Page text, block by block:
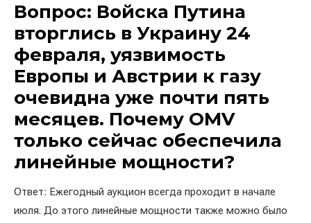
Вопрос: Войска Путина
вторглись в Украину 24
февраля, уязвимость
Европы и Австрии к газу
очевидна уже почти пять
месяцев. Почему OMV
только сейчас обеспечила
линейные мощности?
Ответ: Ежегодный аукцион всегда проходит в начале
июля. До этого линейные мощности также можно было